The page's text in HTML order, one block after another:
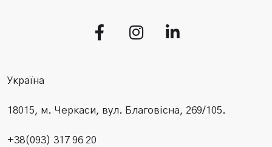
Україна
18015, м. Черкаси, вул. Благовісна, 269/105.
+38(093) 317 96 20